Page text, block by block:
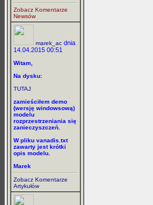
Zobacz Komentarze
Newsów
marek_ac dnia
14.04.2015 00:51
Witam,
Na dysku:
TUTAJ
zamieściłem demo
(wersję windowsową)
modelu
rozprzestrzeniania się
zanieczyszczeń.
W pliku vanadis.txt
zawarty jest krótki
opis modelu.
Marek
Zobacz Komentarze
Artykułów